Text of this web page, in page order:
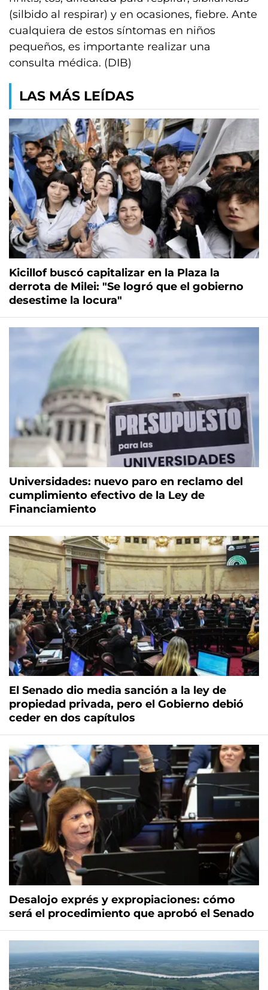
(silbido al respirar) y en ocasiones, fiebre. Ante
cualquiera de estos síntomas en niños
pequeños, es importante realizar una
consulta médica. (DIB)
LAS MÁS LEÍDAS
Kicillof buscó capitalizar en la Plaza la
derrota de Milei: "Se logró que el gobierno
desestime la locura"
Universidades: nuevo paro en reclamo del
cumplimiento efectivo de la Ley de
Financiamiento
El Senado dio media sanción a la ley de
propiedad privada, pero el Gobierno debió
ceder en dos capítulos
Desalojo exprés y expropiaciones: cómo
será el procedimiento que aprobó el Senado